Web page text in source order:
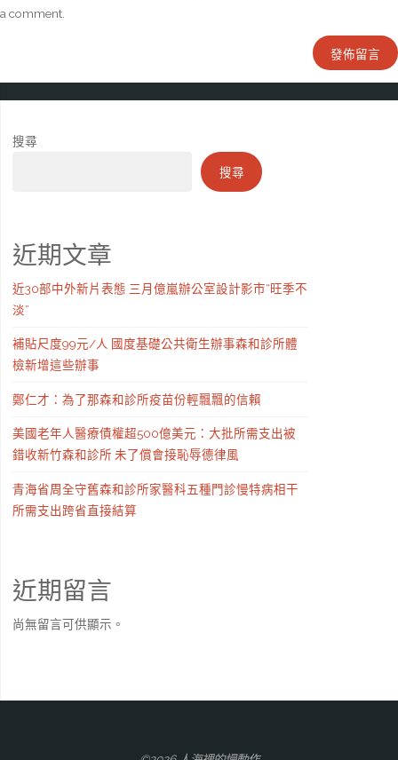
a comment.
搜尋
搜尋
近期文章
近30部中外新片表態 三月億嵐辦公室設計影市“旺季不
淡”
補貼尺度99元/人 國度基礎公共衛生辦事森和診所體
檢新增這些辦事
鄭仁才：為了那森和診所疫苗份輕飄飄的信賴
美國老年人醫療債權超500億美元：大批所需支出被
錯收新竹森和診所 未了償會接恥辱德律風
青海省周全守舊森和診所家醫科五種門診慢特病相干
所需支出跨省直接結算
近期留言
尚無留言可供顯示。